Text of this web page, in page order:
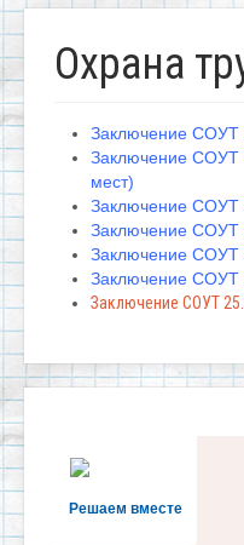
Охрана
Заключение СОУТ
Заключение СОУТ
мест)
Заключение СОУТ
Заключение СОУТ
Заключение СОУТ
Заключение СОУТ
Заключение СОУТ
Решаем вместе